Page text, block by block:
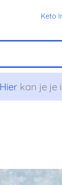
Keto
Hierkan je je